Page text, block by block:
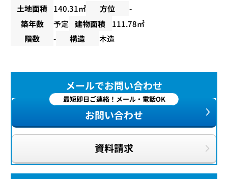
土地面積
140.31㎡ 方位
-
築年数
予定 建物面積
111.78㎡
階数
- 構造 木造
メールでお問い合わせ
最短即日ご連絡！メール・電話OK
お問い合わせ
資料請求